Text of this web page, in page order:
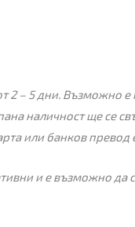
2 – 5 дни. Възможно
наличност ще се
или банков
и е възможно